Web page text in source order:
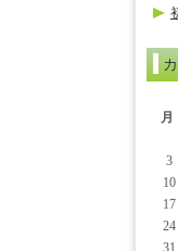
月
3
10
17
24
31